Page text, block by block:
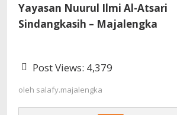
Yayasan Nuurul Ilmi Al-Atsari
Sindangkasih – Majalengka
Post Views: 4,379
oleh salafy.majalengka